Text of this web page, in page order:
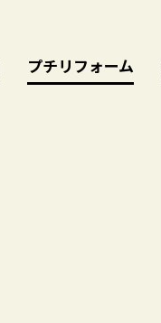
プチリフォーム
プチリフォーム